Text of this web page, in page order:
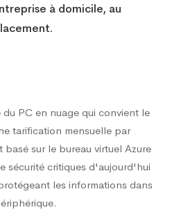
à domicile, au
PC en nuage qui convient le
tarification mensuelle par
sur le bureau virtuel Azure
sécurité critiques d'aujourd'hui
les informations dans